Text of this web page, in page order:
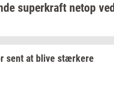
su­per­kraft netop
sent at blive stær­ke­re